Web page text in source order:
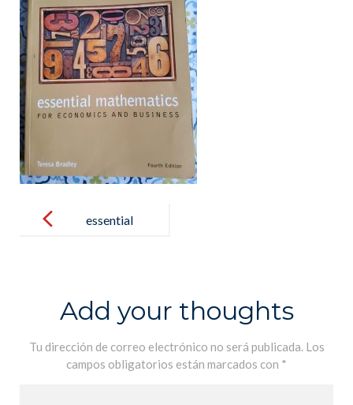
navigation
essential
Add your thoughts
Tu dirección de correo electrónico no será publicada. Los
campos obligatorios están marcados con *